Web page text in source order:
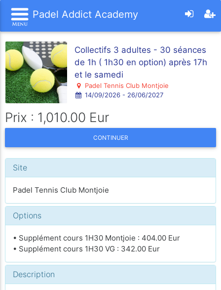
Padel Addict Academy
Collectifs 3 adultes - 30 séances
de 1h ( 1h30 en option) après 17h
et le samedi
Padel Tennis Club Montjoie
14/09/2026 - 26/06/2027
Prix : 1,010.00 Eur
CONTINUER
Site
Padel Tennis Club Montjoie
Options
• Supplément cours 1H30 Montjoie : 404.00 Eur
• Supplément cours 1H30 VG : 342.00 Eur
Description